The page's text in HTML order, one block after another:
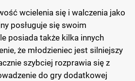
wcielenia się i walczenia jako
posługuje się swoim
posiada także kilka innych
że młodzieniec jest silniejszy
szybciej rozprawia się z
do gry dodatkowej